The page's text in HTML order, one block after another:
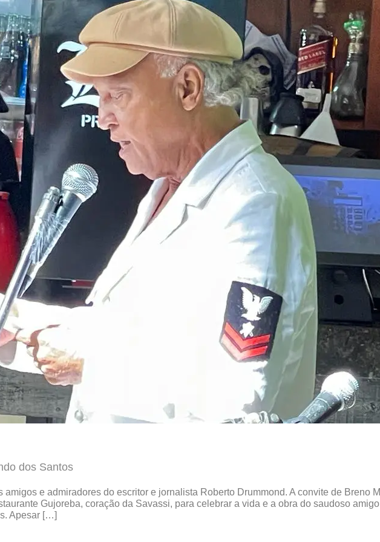
dos Santos
e admiradores do escritor e jornalista Roberto Drummond. A convite de Breno
Gujoreba, coração da Savassi, para celebrar a vida e a obra do saudoso
Apesar […]